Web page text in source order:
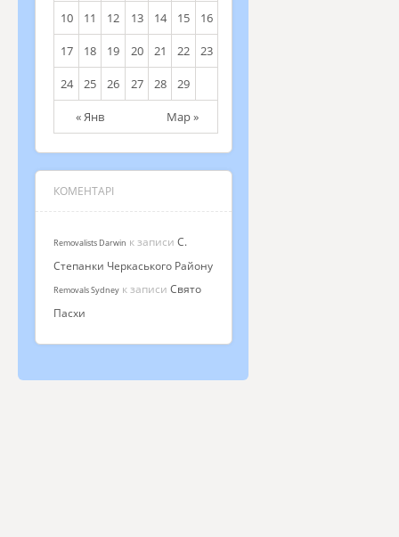
« Янв Мар »
10
11 12 13 14 15 16
17 18 19 20 21 22 23
24 25 26 27 28 29
КОМЕНТАРІ
Removalists Darwin к записи С.
Степанки Черкаського Району
Removals Sydney к записи Свято
Пасхи